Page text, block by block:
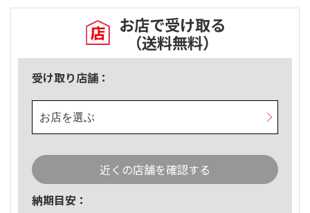
お店で受け取る
（送料無料）
受け取り店舗：
お店を選ぶ
近くの店舗を確認する
納期目安：